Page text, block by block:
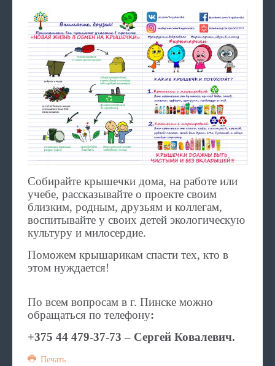
Собирайте крышечки дома, на работе или
учебе, рассказывайте о проекте своим
близким, родным, друзьям и коллегам,
воспитывайте у своих детей экологическую
культуру и милосердие.
Поможем крышарикам спасти тех, кто в
этом нуждается!
По всем вопросам в г. Пинске можно
обращаться по телефону:
+375 44 479-37-73 – Сергей Ковалевич.
Печать